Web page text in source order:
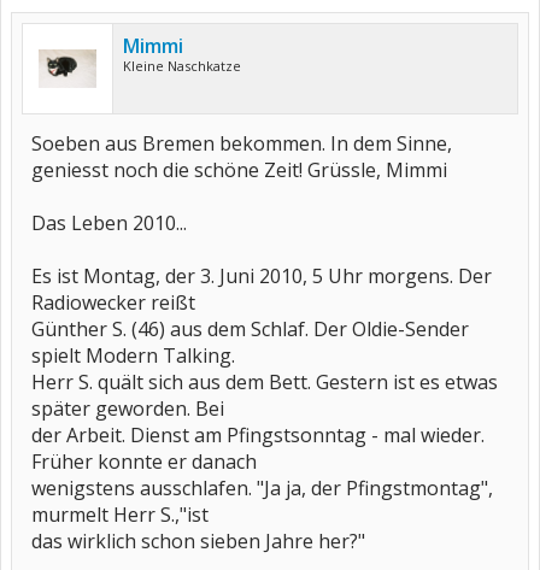
Mimmi
Kleine Naschkatze
Soeben aus Bremen bekommen. In dem Sinne,
geniesst noch die schöne Zeit! Grüssle, Mimmi
Das Leben 2010...
Es ist Montag, der 3. Juni 2010, 5 Uhr morgens. Der
Radiowecker reißt
Günther S. (46) aus dem Schlaf. Der Oldie-Sender
spielt Modern Talking.
Herr S. quält sich aus dem Bett. Gestern ist es etwas
später geworden. Bei
der Arbeit. Dienst am Pfingstsonntag - mal wieder.
Früher konnte er danach
wenigstens ausschlafen. "Ja ja, der Pfingstmontag",
murmelt Herr S.,"ist
das wirklich schon sieben Jahre her?"